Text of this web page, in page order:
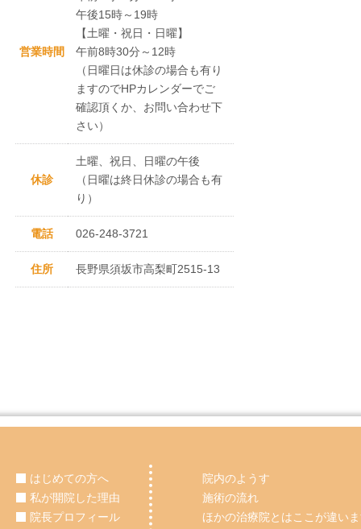
営業時間
午後15時～19時
【土曜・祝日・日曜】
午前8時30分～12時
（日曜日は休診の場合も有り
ますのでHPカレンダーでご
確認頂くか、お問い合わせ下
さい）
休診
土曜、祝日、日曜の午後
（日曜は終日休診の場合も有
り）
電話 026-248-3721
住所 長野県須坂市高梨町2515-13
はじめての方へ
私が開院した理由
院長プロフィール
院内のようす
施術の流れ
ほかの治療院とはここが違い